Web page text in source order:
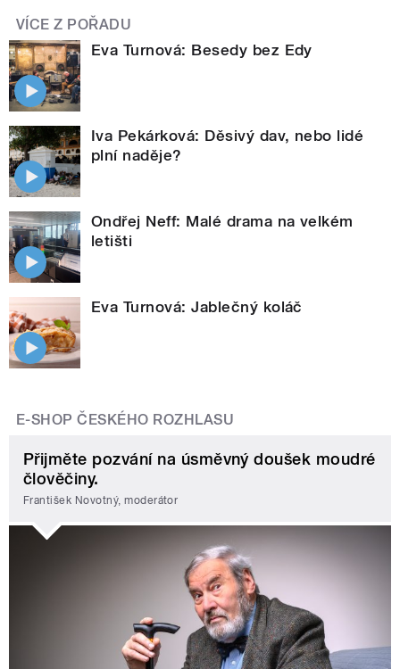
VÍCE Z POŘADU
Eva Turnová: Besedy bez Edy
Iva Pekárková: Děsivý dav, nebo lidé
plní naděje?
Ondřej Neff: Malé drama na velkém
letišti
Eva Turnová: Jablečný koláč
E-SHOP ČESKÉHO ROZHLASU
Přijměte pozvání na úsměvný doušek moudré
člověčiny.
František Novotný, moderátor